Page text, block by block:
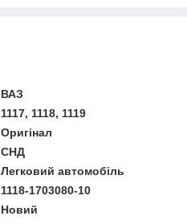
ВАЗ
1117, 1118, 1119
Оригінал
СНД
Легковий автомобіль
1118-1703080-10
Новий